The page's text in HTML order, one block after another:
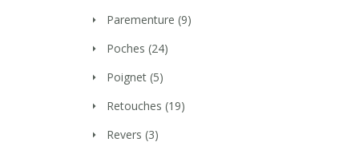
Parementure (9)
Poches (24)
Poignet (5)
Retouches (19)
Revers (3)